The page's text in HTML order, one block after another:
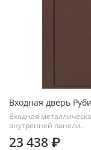
Входная дверь
Входная
внутренней панели.
23 438 ₽